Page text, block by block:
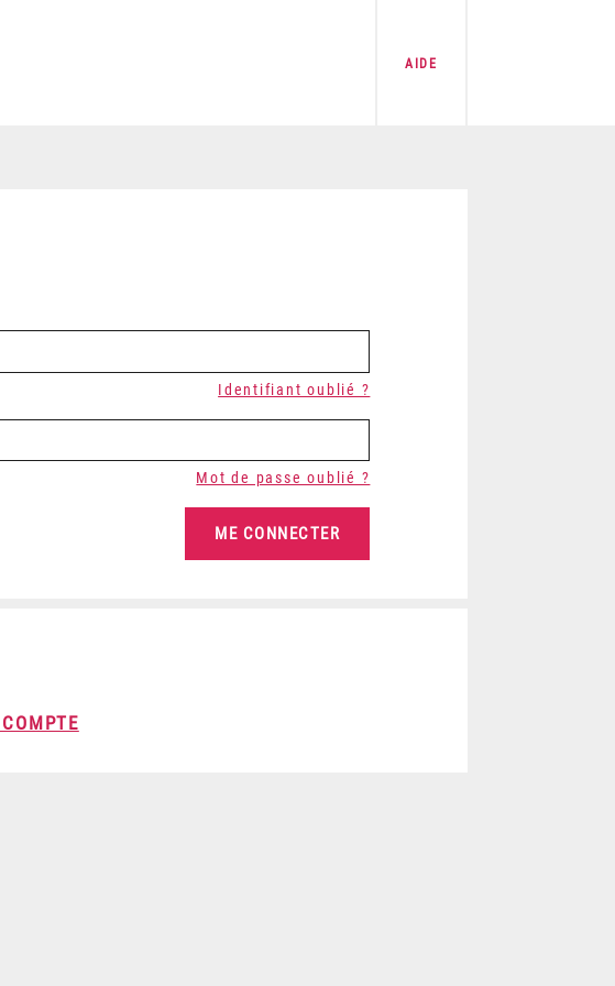
AIDE
Identifiant oublié ?
Mot de passe oublié ?